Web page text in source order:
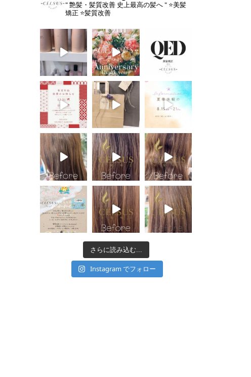
" 艶髪・髪質改善 史上最高の髪へ " ⭐️美髪
矯正 ⭐️髪質改善
さらに読み込む...
Instagram でフォロー